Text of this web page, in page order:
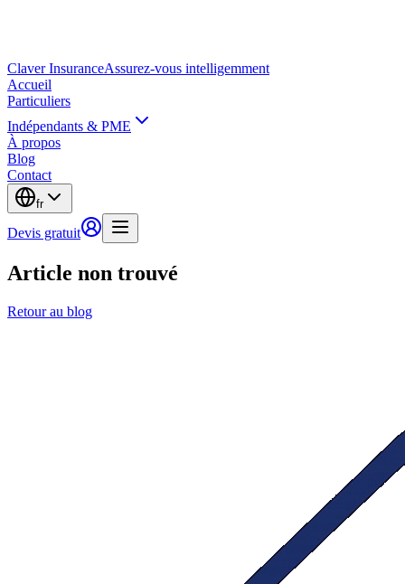
ClaverInsuranceAssurez-vous intelligemment
Accueil
Particuliers
Indépendants & PME
À propos
Blog
Contact
fr
Devis gratuit
Article non trouvé
Retour au blog